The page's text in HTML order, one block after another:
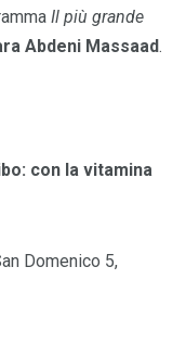
Il più grande
Abdeni Massaad.
con la vitamina
Domenico 5,